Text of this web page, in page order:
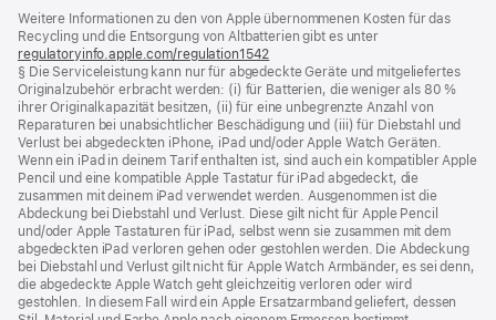
Weitere Informationen zu den von Apple übernommenen Kosten für das
Recycling und die Entsorgung von Altbatterien gibt es unter
regulatoryinfo.apple.com/regulation1542
ein
neues
Fenster)
§ Die Serviceleistung kann nur für abgedeckte Geräte und mitgeliefertes
Originalzubehör erbracht werden: (i) für Batterien, die weniger als 80 %
ihrer Originalkapazität besitzen, (ii) für eine unbegrenzte Anzahl von
Reparaturen bei unabsichtlicher Beschädigung und (iii) für Diebstahl und
Verlust bei abgedeckten iPhone, iPad und/oder Apple Watch Geräten.
Wenn ein iPad in deinem Tarif enthalten ist, sind auch ein kompatibler Apple
Pencil und eine kompatible Apple Tastatur für iPad abgedeckt, die
zusammen mit deinem iPad verwendet werden. Ausgenommen ist die
Abdeckung bei Diebstahl und Verlust. Diese gilt nicht für Apple Pencil
und/oder Apple Tastaturen für iPad, selbst wenn sie zusammen mit dem
abgedeckten iPad verloren gehen oder gestohlen werden. Die Abdeckung
bei Diebstahl und Verlust gilt nicht für Apple Watch Armbänder, es sei denn,
die abgedeckte Apple Watch geht gleichzeitig verloren oder wird
gestohlen. In diesem Fall wird ein Apple Ersatzarmband geliefert, dessen